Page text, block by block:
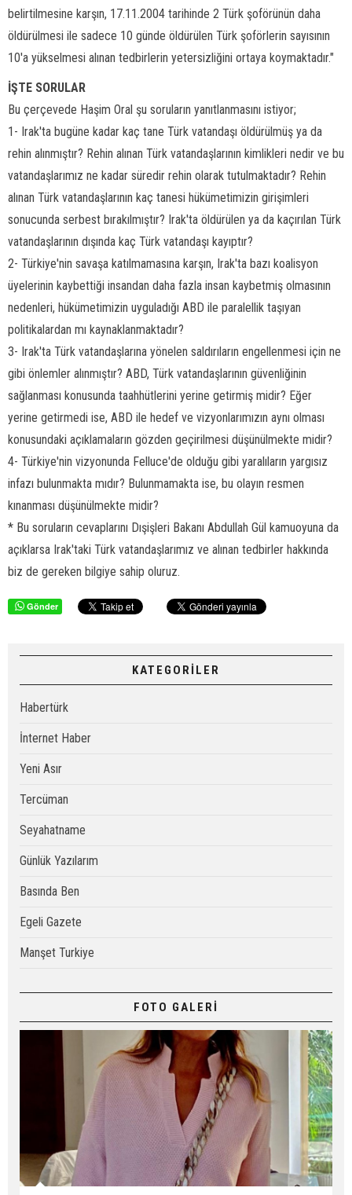
belirtilmesine karşın, 17.11.2004 tarihinde 2 Türk şoförünün daha
öldürülmesi ile sadece 10 günde öldürülen Türk şoförlerin sayısının
10'a yükselmesi alınan tedbirlerin yetersizliğini ortaya koymaktadır."
İŞTE SORULAR
Bu çerçevede Haşim Oral şu soruların yanıtlanmasını istiyor;
1- Irak'ta bugüne kadar kaç tane Türk vatandaşı öldürülmüş ya da
rehin alınmıştır? Rehin alınan Türk vatandaşlarının kimlikleri nedir ve bu
vatandaşlarımız ne kadar süredir rehin olarak tutulmaktadır? Rehin
alınan Türk vatandaşlarının kaç tanesi hükümetimizin girişimleri
sonucunda serbest bırakılmıştır? Irak'ta öldürülen ya da kaçırılan Türk
vatandaşlarının dışında kaç Türk vatandaşı kayıptır?
2- Türkiye'nin savaşa katılmamasına karşın, Irak'ta bazı koalisyon
üyelerinin kaybettiği insandan daha fazla insan kaybetmiş olmasının
nedenleri, hükümetimizin uyguladığı ABD ile paralellik taşıyan
politikalardan mı kaynaklanmaktadır?
3- Irak'ta Türk vatandaşlarına yönelen saldırıların engellenmesi için ne
gibi önlemler alınmıştır? ABD, Türk vatandaşlarının güvenliğinin
sağlanması konusunda taahhütlerini yerine getirmiş midir? Eğer
yerine getirmedi ise, ABD ile hedef ve vizyonlarımızın aynı olması
konusundaki açıklamaların gözden geçirilmesi düşünülmekte midir?
4- Türkiye'nin vizyonunda Felluce'de olduğu gibi yaralıların yargısız
infazı bulunmakta mıdır? Bulunmamakta ise, bu olayın resmen
kınanması düşünülmekte midir?
* Bu soruların cevaplarını Dışişleri Bakanı Abdullah Gül kamuoyuna da
açıklarsa Irak'taki Türk vatandaşlarımız ve alınan tedbirler hakkında
biz de gereken bilgiye sahip oluruz.
Gönder
KATEGORİLER
Habertürk
İnternet Haber
Yeni Asır
Tercüman
Seyahatname
Günlük Yazılarım
Basında Ben
Egeli Gazete
Manşet Turkiye
FOTO GALERİ